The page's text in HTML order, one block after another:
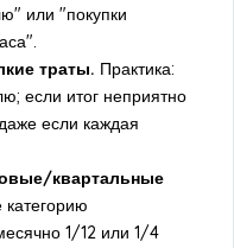
или "покупки
траты. Практика:
если итог неприятно
если каждая
квартальные
категорию
1/12 или 1/4